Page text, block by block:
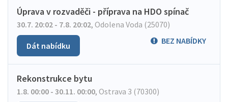
Úprava v rozvaděči - příprava na HDO spínač
30.7. 20:02 - 7.8. 20:02, Odolena Voda (25070)
BEZ NABÍDKY
Dát nabídku
Rekonstrukce bytu
1.8. 00:00 - 30.11. 00:00, Ostrava 3 (70300)